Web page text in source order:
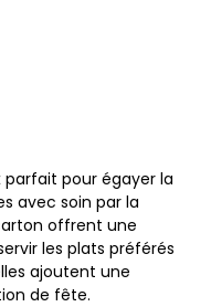
parfait pour égayer la
avec soin par la
offrent une
les plats préférés
ajoutent une
de fête.